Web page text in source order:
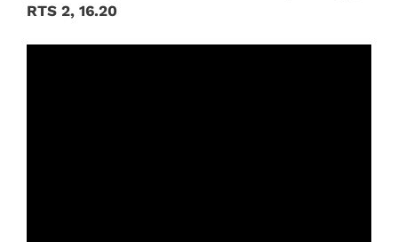
RTS 2, 16.20